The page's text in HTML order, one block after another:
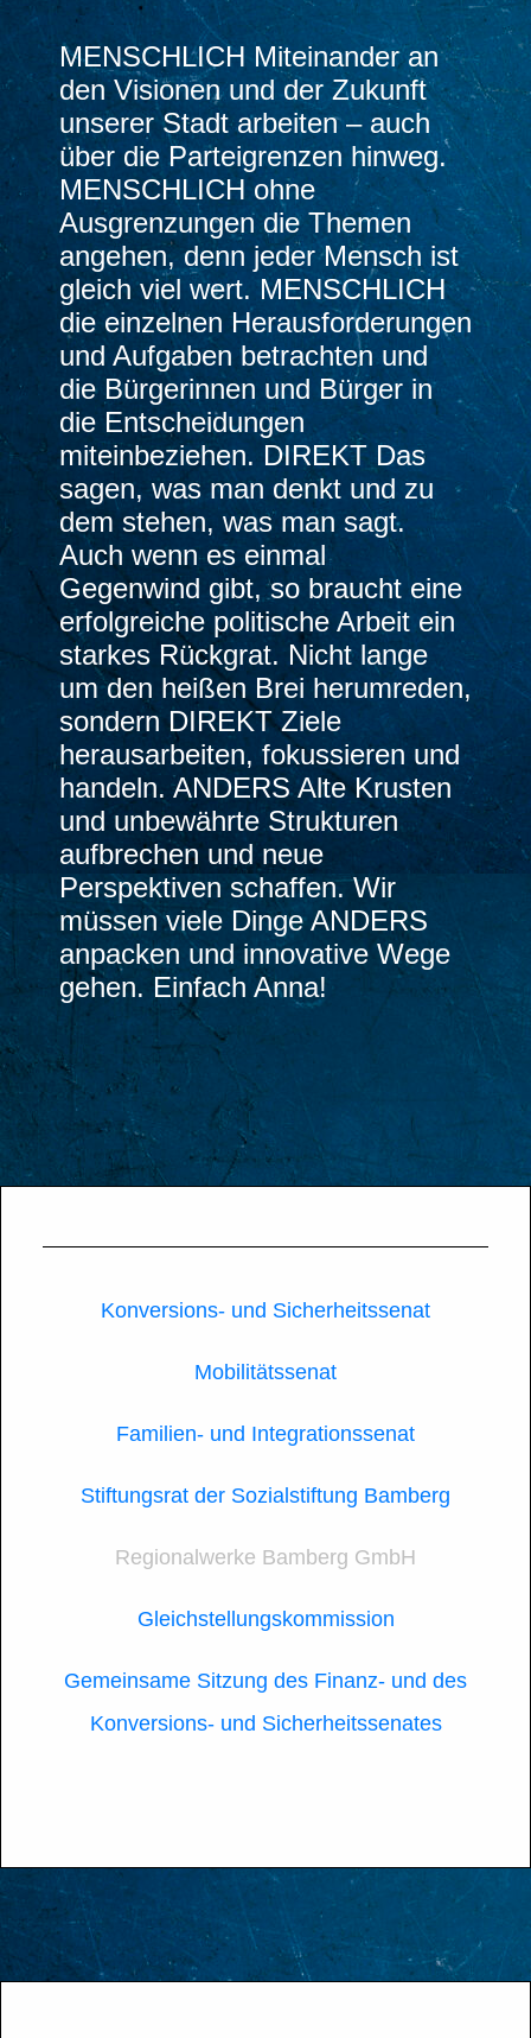
MENSCHLICH Miteinander an
den Visionen und der Zukunft
unserer Stadt arbeiten – auch
über die Parteigrenzen hinweg.
MENSCHLICH ohne
Ausgrenzungen die Themen
angehen, denn jeder Mensch ist
gleich viel wert. MENSCHLICH
die einzelnen Herausforderungen
und Aufgaben betrachten und
die Bürgerinnen und Bürger in
die Entscheidungen
miteinbeziehen. DIREKT Das
sagen, was man denkt und zu
dem stehen, was man sagt.
Auch wenn es einmal
Gegenwind gibt, so braucht eine
erfolgreiche politische Arbeit ein
starkes Rückgrat. Nicht lange
um den heißen Brei herumreden,
sondern DIREKT Ziele
herausarbeiten, fokussieren und
handeln. ANDERS Alte Krusten
und unbewährte Strukturen
aufbrechen und neue
Perspektiven schaffen. Wir
müssen viele Dinge ANDERS
anpacken und innovative Wege
gehen. Einfach Anna!
Konversions- und Sicherheitssenat
Mobilitätssenat
Familien- und Integrationssenat
Stiftungsrat der Sozialstiftung Bamberg
Regionalwerke Bamberg GmbH
Gleichstellungskommission
Gemeinsame Sitzung des Finanz- und des
Konversions- und Sicherheitssenates